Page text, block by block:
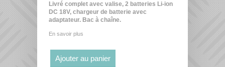
Livré complet avec valise, 2 batteries Li-ion
DC 18V, chargeur de batterie avec
adaptateur. Bac à chaîne.
En savoir plus
Ajouter au panier